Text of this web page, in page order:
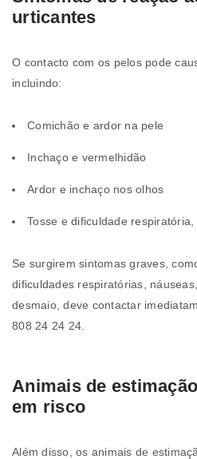
urticantes
O contacto com os pelos pode
incluindo:
Comichão e ardor na pele
Inchaço e vermelhidão
Ardor e inchaço nos olhos
Tosse e dificuldade
Se surgirem sintomas graves,
dificuldades respiratórias,
desmaio, deve contactar
808 24 24 24.
Animais de
em risco
Além disso, os animais de